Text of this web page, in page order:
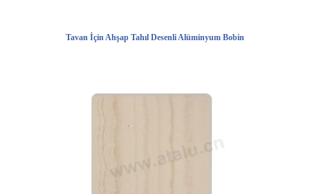
Tavan İçin Ahşap Tahıl Desenli Alüminyum Bobin